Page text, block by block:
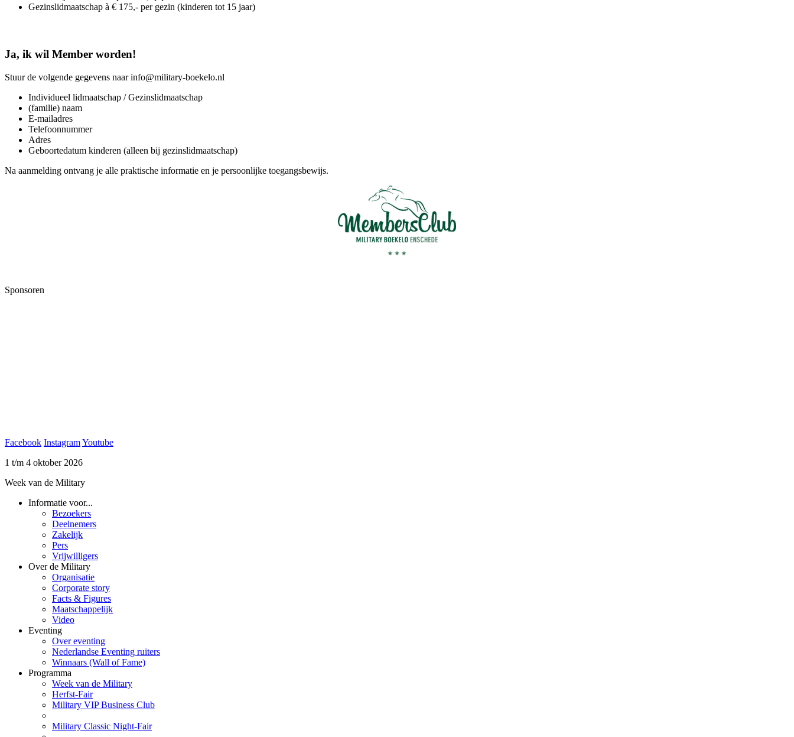
Gezinslidmaatschap à € 175,- per gezin (kinderen tot 15 jaar)
Ja, ik wil Member worden!
Stuur de volgende gegevens naar info@military-boekelo.nl
Individueel lidmaatschap / Gezinslidmaatschap
(familie) naam
E-mailadres
Telefoonnummer
Adres
Geboortedatum kinderen (alleen bij gezinslidmaatschap)
Na aanmelding ontvang je alle praktische informatie en je persoonlijke toegangsbewijs.
Sponsoren
Facebook InstagramYoutube
1 t/m 4 oktober 2026
Week van de Military
Informatie voor...
Bezoekers
Deelnemers
Zakelijk
Pers
Vrijwilligers
Over de Military
Organisatie
Corporate story
Facts & Figures
Maatschappelijk
Video
Eventing
Over eventing
Nederlandse Eventing ruiters
Winnaars (Wall of Fame)
Programma
Week van de Military
Herfst-Fair
Military VIP Business Club
Military Classic Night-Fair